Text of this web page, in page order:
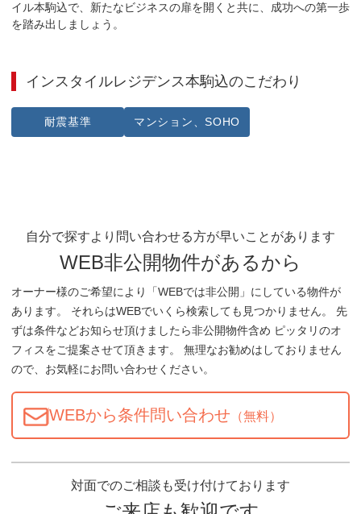
イル本駒込で、新たなビジネスの扉を開くと共に、成功への第一歩
を踏み出しましょう。
インスタイルレジデンス本駒込のこだわり
耐震基準 マンション、SOHO
自分で探すより問い合わせる方が早いことがあります
WEB非公開物件があるから
オーナー様のご希望により「WEBでは非公開」にしている物件が
あります。 それらはWEBでいくら検索しても見つかりません。 先
ずは条件などお知らせ頂けましたら非公開物件含め ピッタリのオ
フィスをご提案させて頂きます。 無理なお勧めはしておりません
ので、お気軽にお問い合わせください。
WEBから条件問い合わせ （無料）
対面でのご相談も受け付けております